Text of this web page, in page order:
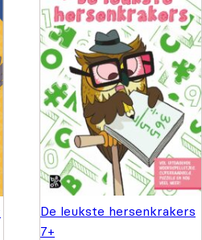
De leukste hersenkrakers
7+